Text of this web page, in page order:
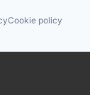
Cookie policy